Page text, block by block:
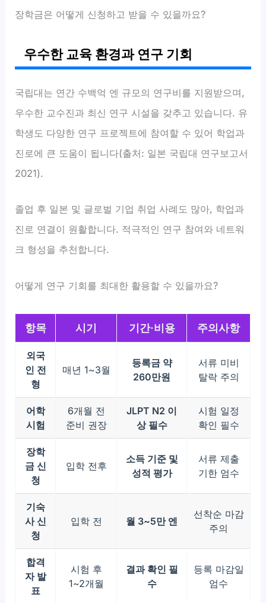
장학금은 어떻게 신청하고 받을 수 있을까요?
우수한 교육 환경과 연구 기회
국립대는 연간 수백억 엔 규모의 연구비를 지원받으며,
우수한 교수진과 최신 연구 시설을 갖추고 있습니다. 유
학생도 다양한 연구 프로젝트에 참여할 수 있어 학업과
진로에 큰 도움이 됩니다(출처: 일본 국립대 연구보고서
2021).
졸업 후 일본 및 글로벌 기업 취업 사례도 많아, 학업과
진로 연결이 원활합니다. 적극적인 연구 참여와 네트워
크 형성을 추천합니다.
어떻게 연구 기회를 최대한 활용할 수 있을까요?
항목 시기 기간·비용 주의사항
외국
인 전
형
매년 1~3월
등록금 약
260만원
서류 미비
탈락 주의
어학
시험
6개월 전
준비 권장
JLPT N2 이
상 필수
시험 일정
확인 필수
장학
금 신
청
입학 전후
소득 기준 및
성적 평가
서류 제출
기한 엄수
기숙
사 신
청
입학 전 월 3~5만 엔
선착순 마감
주의
합격
자 발
표
시험 후
1~2개월
결과 확인 필
수
등록 마감일
엄수